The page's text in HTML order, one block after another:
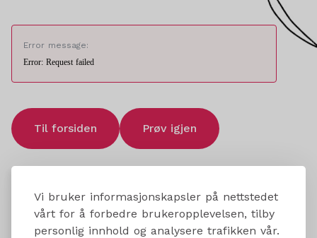
Vi bruker informasjonskapsler på nettstedet
vårt for å forbedre brukeropplevelsen, tilby
personlig innhold og analysere trafikken vår.
Error message:
Error: Request failed
Til forsiden Prøv igjen